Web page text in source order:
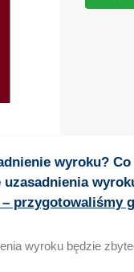
wyroku?
przygotowaliśmy
wyroku będzie